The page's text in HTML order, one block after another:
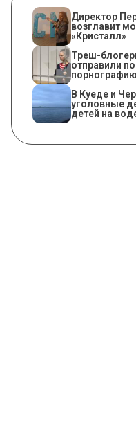
​Директор
возглавит
«Кристалл»
Треш-
отправили
порнографию
В Куеде и
уголовные
детей на